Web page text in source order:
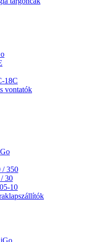
18C
vontatók
350
30
10